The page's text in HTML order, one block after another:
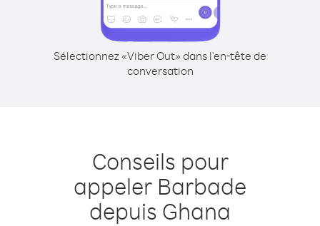
Sélectionnez «Viber Out» dans l'en-tête de
conversation
Conseils pour
appeler Barbade
depuis Ghana